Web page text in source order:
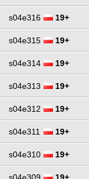
s04e316 19+
s04e315 19+
s04e314 19+
s04e313 19+
s04e312 19+
s04e311 19+
s04e310 19+